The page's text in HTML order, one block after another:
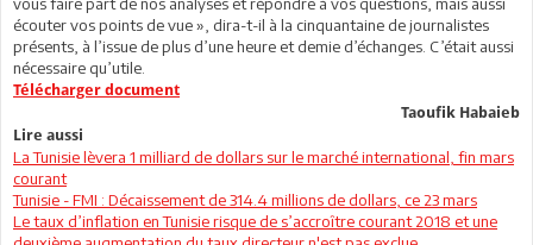
écouter vos points de vue », dira-t-il à la cinquantaine de journalistes
présents, à l’issue de plus d’une heure et demie d’échanges. C’était aussi
nécessaire qu’utile.
Télécharger document
Taoufik Habaieb
Lire aussi
La Tunisie lèvera 1 milliard de dollars sur le marché international, fin mars
courant
Tunisie - FMI : Décaissement de 314.4 millions de dollars, ce 23 mars
Le taux d’inflation en Tunisie risque de s’accroître courant 2018 et une